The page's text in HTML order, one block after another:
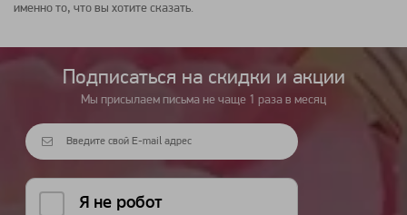
именно то, что вы хотите сказать.
Подписаться на cкидки и акции
Мы присылаем письма не чаще 1 раза в месяц